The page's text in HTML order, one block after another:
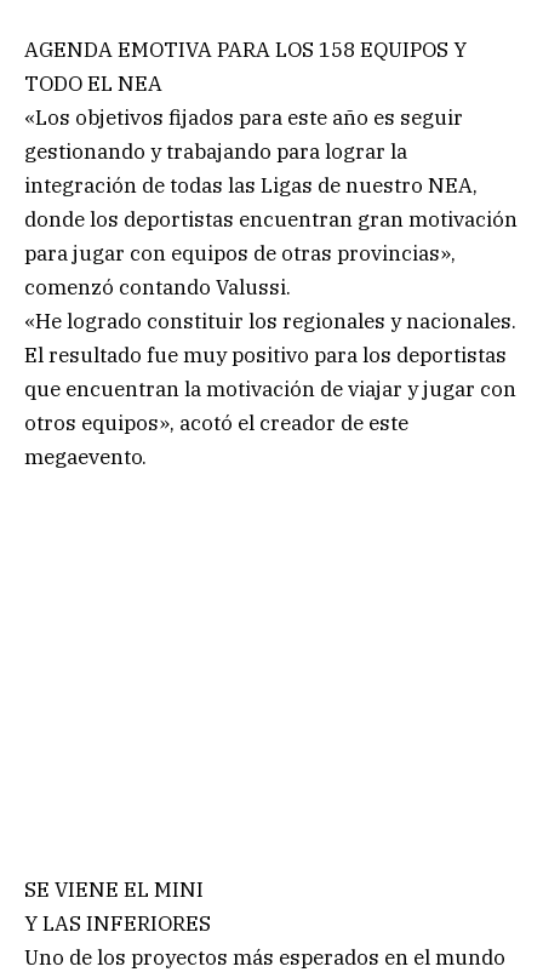
AGENDA EMOTIVA PARA LOS 158 EQUIPOS Y
TODO EL NEA
«Los objetivos fijados para este año es seguir
gestionando y trabajando para lograr la
integración de todas las Ligas de nuestro NEA,
donde los deportistas encuentran gran motivación
para jugar con equipos de otras provincias»,
comenzó contando Valussi.
«He logrado constituir los regionales y nacionales.
El resultado fue muy positivo para los deportistas
que encuentran la motivación de viajar y jugar con
otros equipos», acotó el creador de este
megaevento.
SE VIENE EL MINI
Y LAS INFERIORES
Uno de los proyectos más esperados en el mundo